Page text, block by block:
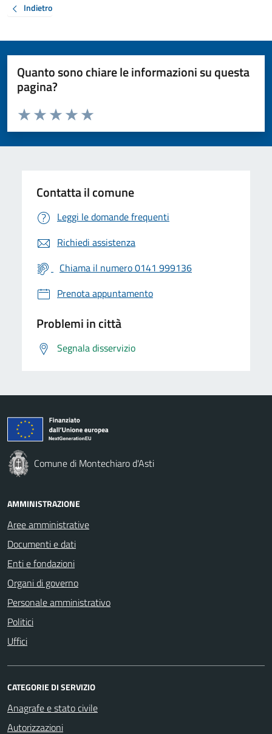
Indietro
Quanto sono chiare le informazioni su questa
pagina?
Valuta da 1 a 5 stelle la pagina
Valuta 5 stelle su 5
Valuta 4 stelle su 5
Valuta 3 stelle su 5
Valuta 2 stelle su 5
Valuta 1 stelle su 5
Contatta il comune
Leggi le domande frequenti
Richiedi assistenza
Chiama il numero 0141 999136
Prenota appuntamento
Problemi in città
Segnala disservizio
Comune di Montechiaro d'Asti
AMMINISTRAZIONE
Aree amministrative
Documenti e dati
Enti e fondazioni
Organi di governo
Personale amministrativo
Politici
Uffici
CATEGORIE DI SERVIZIO
Anagrafe e stato civile
Autorizzazioni